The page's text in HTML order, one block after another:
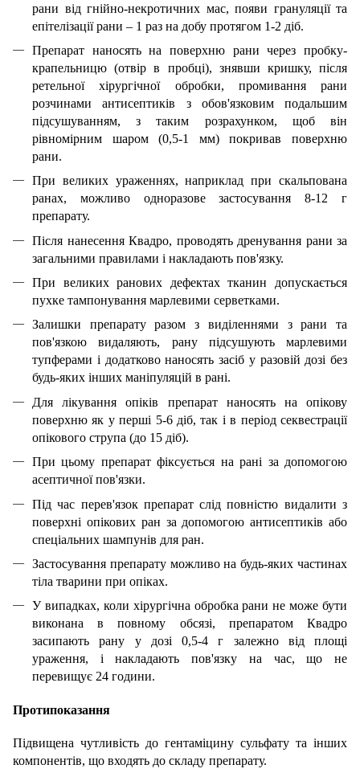
рани від гнійно-некротичних мас, появи грануляції та
епітелізації рани – 1 раз на добу протягом 1-2 діб.
Препарат наносять на поверхню рани через пробку-
крапельницю (отвір в пробці), знявши кришку, після
ретельної хірургічної обробки, промивання рани
розчинами антисептиків з обов'язковим подальшим
підсушуванням, з таким розрахунком, щоб він
рівномірним шаром (0,5-1 мм) покривав поверхню
рани.
При великих ураженнях, наприклад при скальпована
ранах, можливо одноразове застосування 8-12 г
препарату.
Після нанесення Квадро, проводять дренування рани за
загальними правилами і накладають пов'язку.
При великих ранових дефектах тканин допускається
пухке тампонування марлевими серветками.
Залишки препарату разом з виділеннями з рани та
пов'язкою видаляють, рану підсушують марлевими
тупферами і додатково наносять засіб у разовій дозі без
будь-яких інших маніпуляцій в рані.
Для лікування опіків препарат наносять на опікову
поверхню як у перші 5-6 діб, так і в період секвестрації
опікового струпа (до 15 діб).
При цьому препарат фіксується на рані за допомогою
асептичної пов'язки.
Під час перев'язок препарат слід повністю видалити з
поверхні опікових ран за допомогою антисептиків або
спеціальних шампунів для ран.
Застосування препарату можливо на будь-яких частинах
тіла тварини при опіках.
У випадках, коли хірургічна обробка рани не може бути
виконана в повному обсязі, препаратом Квадро
засипають рану у дозі 0,5-4 г залежно від площі
ураження, і накладають пов'язку на час, що не
перевищує 24 години.
Протипоказання
Підвищена чутливість до гентаміцину сульфату та інших
компонентів, що входять до складу препарату.